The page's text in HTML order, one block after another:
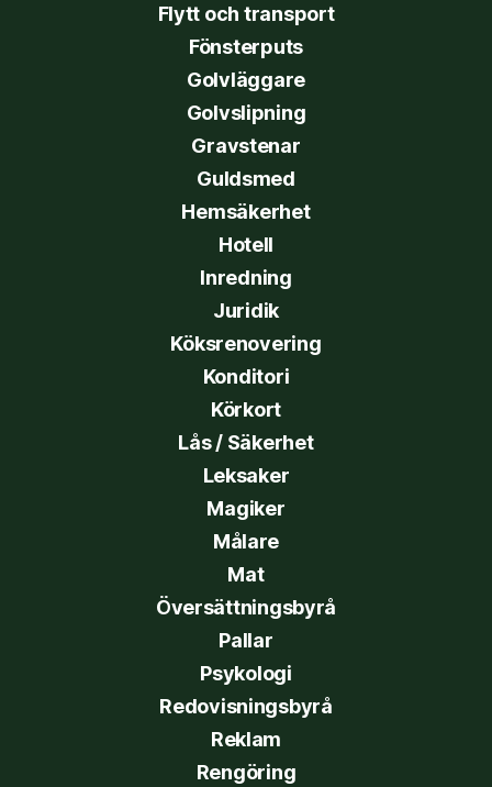
Flytt och transport
Fönsterputs
Golvläggare
Golvslipning
Gravstenar
Guldsmed
Hemsäkerhet
Hotell
Inredning
Juridik
Köksrenovering
Konditori
Körkort
Lås / Säkerhet
Leksaker
Magiker
Målare
Mat
Översättningsbyrå
Pallar
Psykologi
Redovisningsbyrå
Reklam
Rengöring